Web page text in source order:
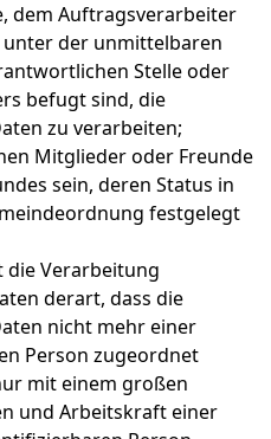
dem Auftragsverarbeiter
unter der unmittelbaren
Stelle oder
befugt sind, die
zu verarbeiten;
Mitglieder oder Freunde
sein, deren Status in
festgelegt
die Verarbeitung
derart, dass die
nicht mehr einer
Person zugeordnet
mit einem großen
und Arbeitskraft einer